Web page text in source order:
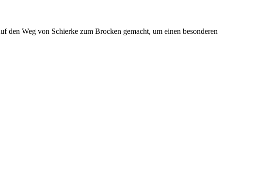
den Weg von Schierke zum Brocken gemacht, um einen besonderen